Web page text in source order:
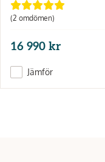
(2 omdömen)
16 990 kr
Jämför